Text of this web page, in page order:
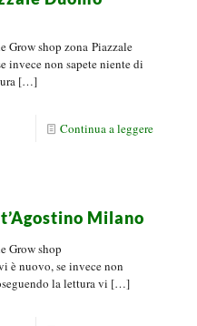
Grow shop zona Piazzale
invece non sapete niente di
[…]
Continua a leggere
Milano
Grow shop
è nuovo, se invece non
la lettura vi […]